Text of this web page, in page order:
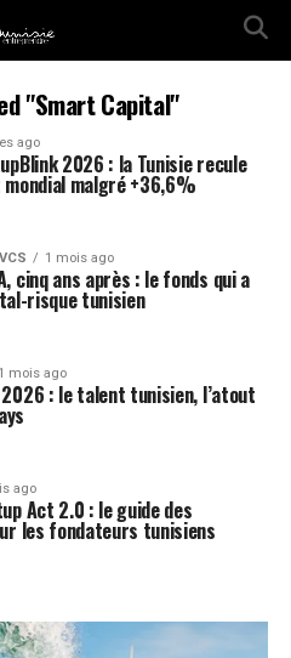
"Smart Capital"
ago
2026 : la Tunisie recule
malgré +36,6%
1 mois ago
cinq ans après : le fonds qui a
risque tunisien
1 mois ago
2026 : le talent tunisien, l’atout
ago
Act 2.0 : le guide des
les fondateurs tunisiens